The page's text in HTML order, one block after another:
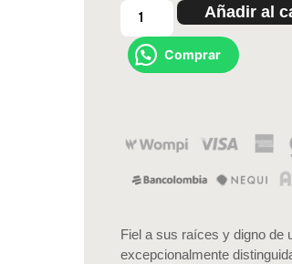
Añadir al
Comprar
Fiel a sus raíces y digno de
excepcionalmente